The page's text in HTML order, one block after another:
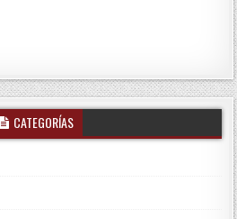
CATEGORÍAS